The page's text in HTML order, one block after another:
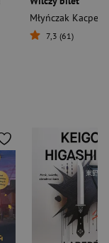
Młyńczak Kacper
7,3 (61)